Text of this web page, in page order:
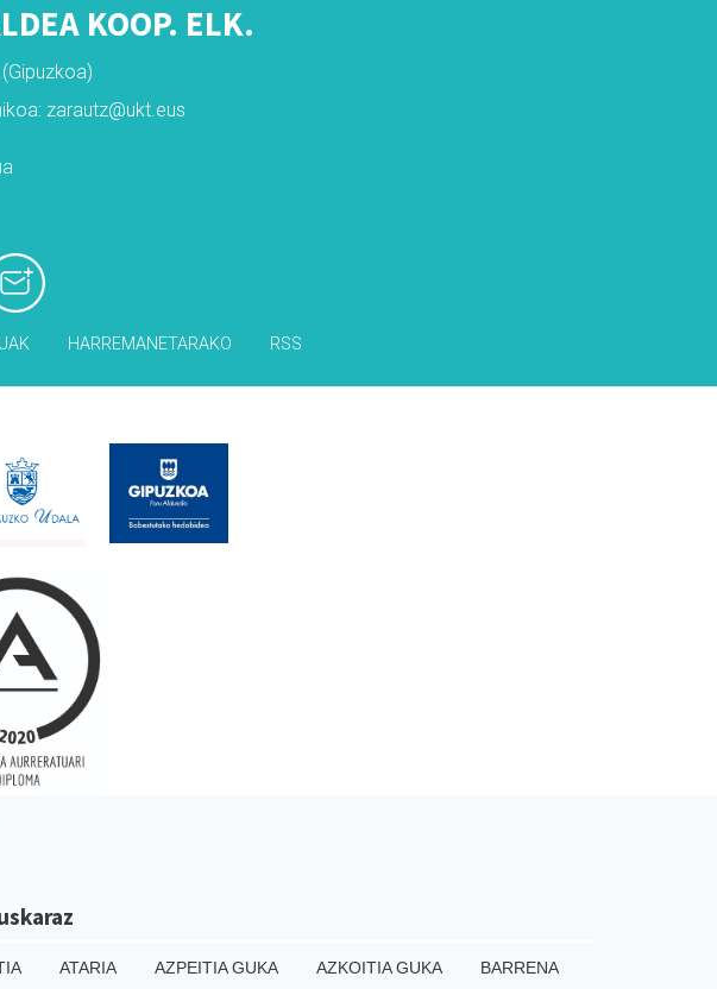
KOOP. ELK.
zarautz@ukt.eus
HARREMANETARAKO RSS
ATARIA AZPEITIA GUKA AZKOITIA GUKA BARRENA